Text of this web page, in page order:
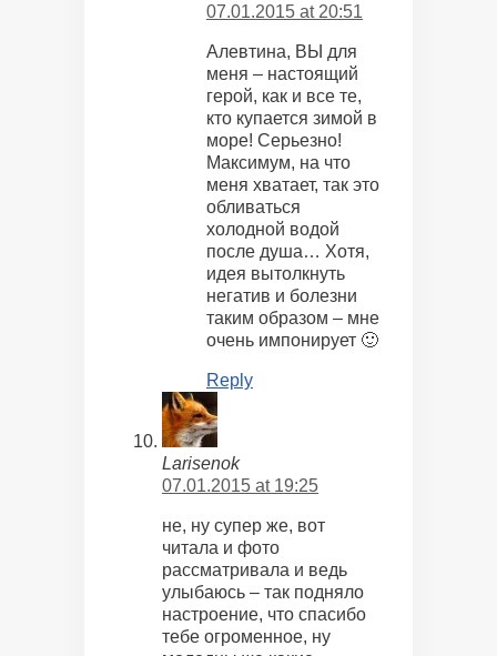
07.01.2015 at 20:51
Алевтина, ВЫ для
меня – настоящий
герой, как и все те,
кто купается зимой в
море! Серьезно!
Максимум, на что
меня хватает, так это
обливаться
холодной водой
после душа… Хотя,
идея вытолкнуть
негатив и болезни
таким образом – мне
очень импонирует 🙂
Reply
Larisenok
07.01.2015 at 19:25
не, ну супер же, вот
читала и фото
рассматривала и ведь
улыбаюсь – так подняло
настроение, что спасибо
тебе огроменное, ну